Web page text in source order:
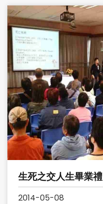
生死之交人生畢業禮
2014-05-08